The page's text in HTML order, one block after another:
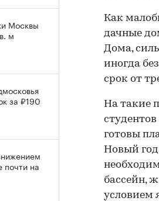
Как
дачные
Дома,
иногда
срок от
На такие
готовы
Новый
бассейн,
условием
Москвы
м
за ₽190
почти на